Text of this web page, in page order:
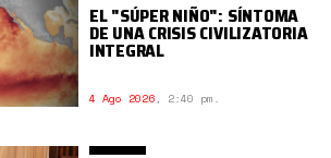
EL "SÚPER NIÑO": SÍNTOMA
DE UNA CRISIS CIVILIZATORIA
INTEGRAL
4 Ago 2026, 2:40 pm.